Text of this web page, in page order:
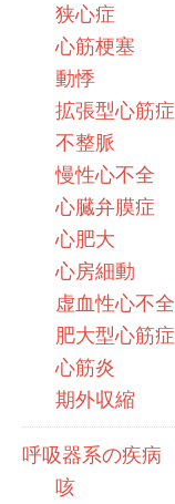
狭心症
心筋梗塞
動悸
拡張型心筋症
不整脈
慢性心不全
心臓弁膜症
心肥大
心房細動
虚血性心不全
肥大型心筋症
心筋炎
期外収縮
呼吸器系の疾病
咳